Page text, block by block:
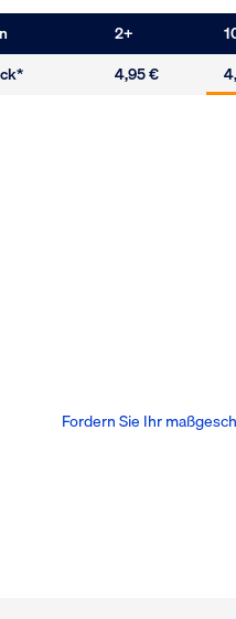
2+
4,95 €
Fordern Sie Ihr